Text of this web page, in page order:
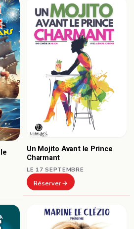
Un Mojito Avant le Prince
Charmant
LE 17 SEPTEMBRE
Réserver